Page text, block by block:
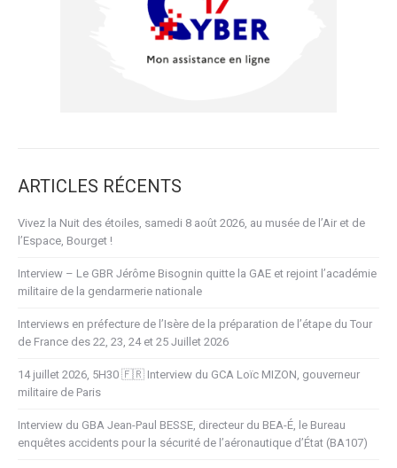
ARTICLES RÉCENTS
Vivez la Nuit des étoiles, samedi 8 août 2026, au musée de l’Air et de
l’Espace, Bourget !
Interview – Le GBR Jérôme Bisognin quitte la GAE et rejoint l’académie
militaire de la gendarmerie nationale
Interviews en préfecture de l’Isère de la préparation de l’étape du Tour
de France des 22, 23, 24 et 25 Juillet 2026
14 juillet 2026, 5H30 🇫🇷 Interview du GCA Loïc MIZON, gouverneur
militaire de Paris
Interview du GBA Jean-Paul BESSE, directeur du BEA-É, le Bureau
enquêtes accidents pour la sécurité de l’aéronautique d’État (BA107)